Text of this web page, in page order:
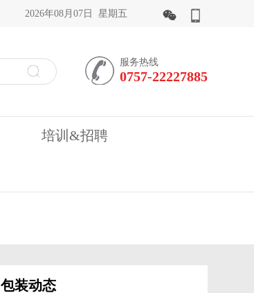
2026年08月07日 星期五
服务热线
0757-22227885
培训&招聘
包装动态